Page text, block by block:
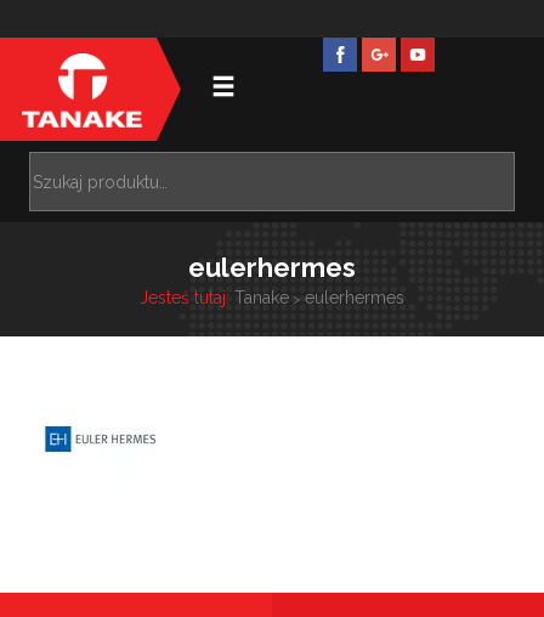
eulerhermes
Jesteś tutaj: Tanake > eulerhermes